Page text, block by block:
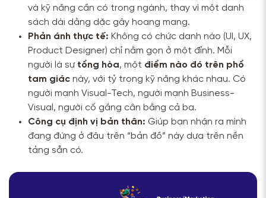
và kỹ năng cần có trong ngành, thay vì một danh
sách dài dằng dặc gây hoang mang.
Phản ánh thực tế: Không có chức danh nào (UI, UX,
Product Designer) chỉ nằm gọn ở một đỉnh. Mỗi
người là sự tổng hòa, một điểm nào đó trên phổ
tam giác này, với tỷ trọng kỹ năng khác nhau. Có
người mạnh Visual-Tech, người mạnh Business-
Visual, người cố gắng cân bằng cả ba.
Công cụ định vị bản thân: Giúp bạn nhận ra mình
đang đứng ở đâu trên “bản đồ” này dựa trên nền
tảng sẵn có.